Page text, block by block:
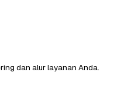
dan alur layanan Anda.